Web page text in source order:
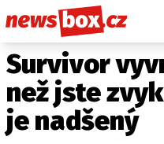
DOMÁCÍ
ZAHRANIČÍ
POČASÍ
KRIMI
Survivor
než jste
je nadšený